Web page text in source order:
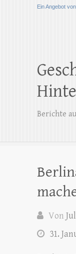
Ein Angebot
Berichte
Von
31.